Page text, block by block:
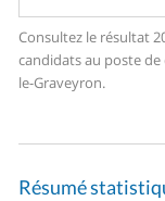
Consultez le résultat
candidats au poste
le-Graveyron.
Résumé